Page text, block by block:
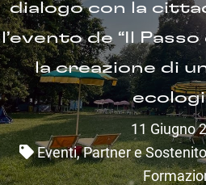
dialogo con la
l’evento de “Il
la creazione di
11 Giugno
Eventi,Partner e